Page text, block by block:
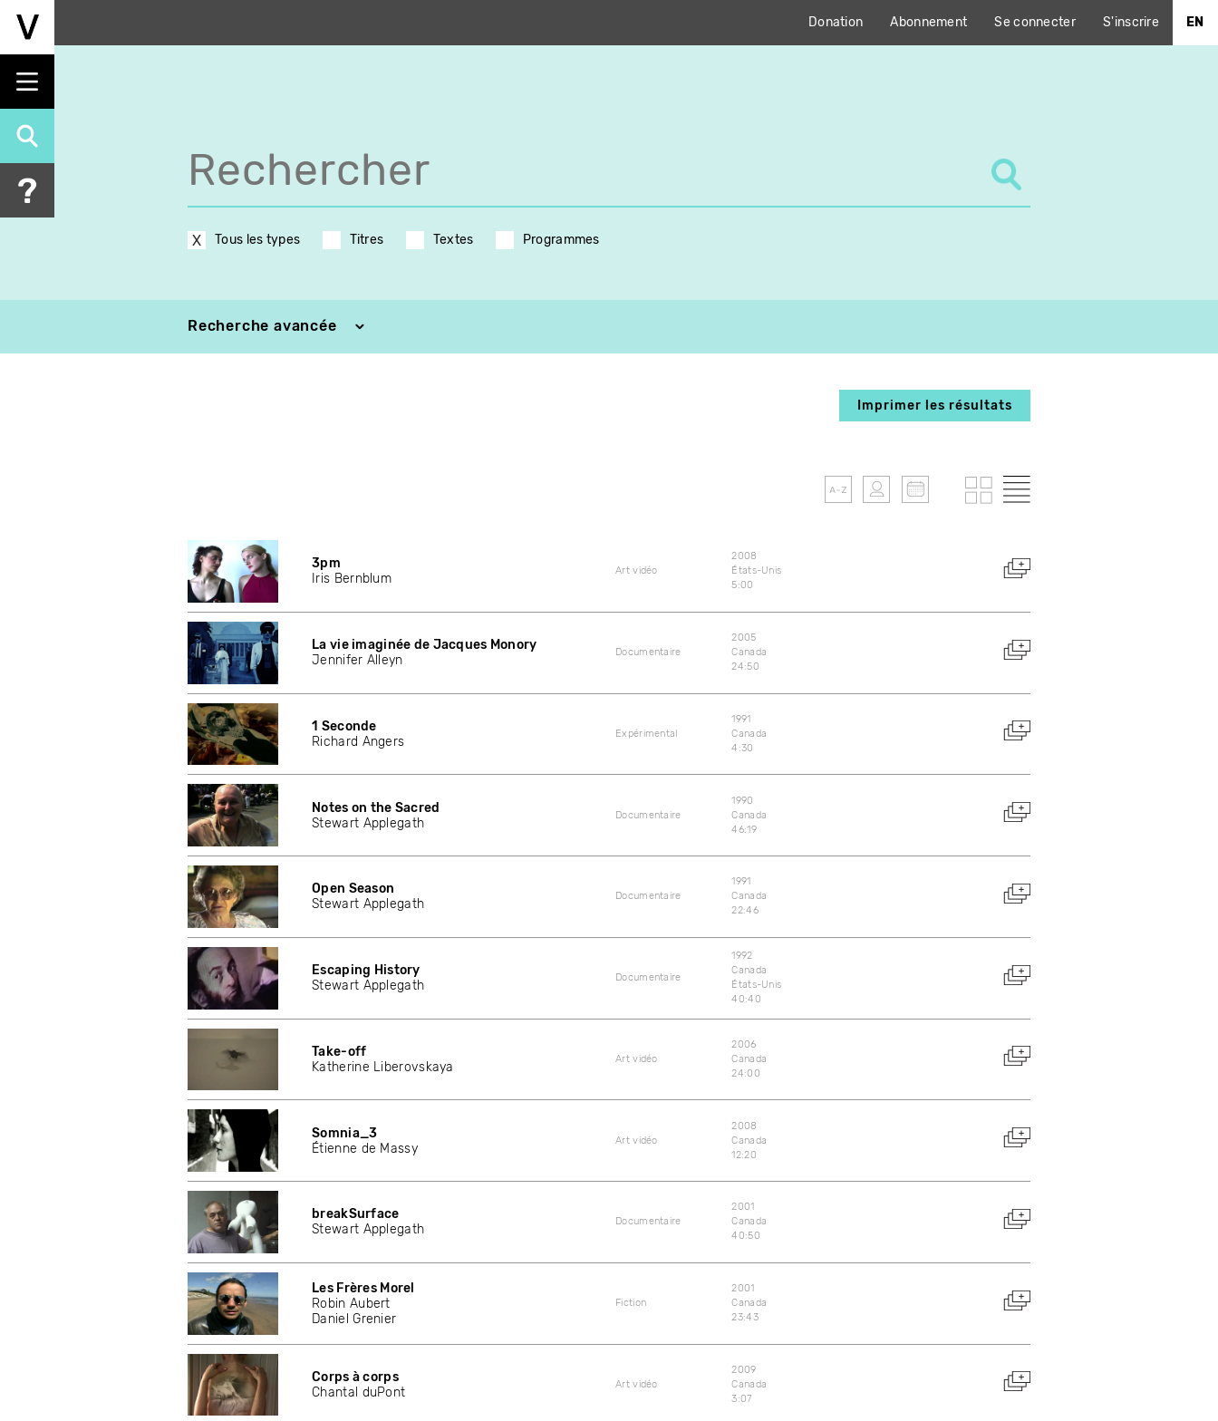
Aller
principal
Donation Abonnement Se connecter S'inscrire EN
Tous les types Titres Textes Programmes
Recherche avancée
Imprimer les résultats
3pm
Iris Bernblum
Art vidéo
2008
États-Unis
5:00
La vie imaginée de Jacques Monory
Jennifer Alleyn
Documentaire
2005
Canada
24:50
1 Seconde
Richard Angers
Expérimental
1991
Canada
4:30
Notes on the Sacred
Stewart Applegath
Documentaire
1990
Canada
46:19
Open Season
Stewart Applegath
Documentaire
1991
Canada
22:46
Escaping History
Stewart Applegath
Documentaire
1992
Canada
États-Unis
40:40
Take-off
Katherine Liberovskaya
Art vidéo
2006
Canada
24:00
Somnia_3
Étienne de Massy
Art vidéo
2008
Canada
12:20
breakSurface
Stewart Applegath
Documentaire
2001
Canada
40:50
Les Frères Morel
Robin Aubert
Daniel Grenier
Fiction
2001
Canada
23:43
Corps à corps
Chantal duPont
Art vidéo
2009
Canada
3:07